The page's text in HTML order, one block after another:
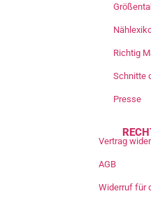
Richtig
Schnitte
Presse
Vertrag
AGB
Widerruf für